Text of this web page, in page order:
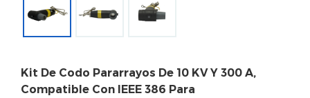
Kit De Codo Pararrayos De 10 KV Y 300 A,
Compatible Con IEEE 386 Para